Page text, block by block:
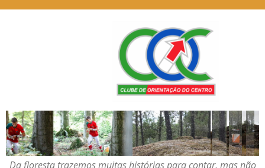
COC – CLUBE DE
ORIENTAÇÃO DO
CENTRO
Da floresta trazemos
muitas histórias para
contar, mas não deixamos
mais que algumas
pegadas
Da floresta trazemos muitas histórias para contar, mas não